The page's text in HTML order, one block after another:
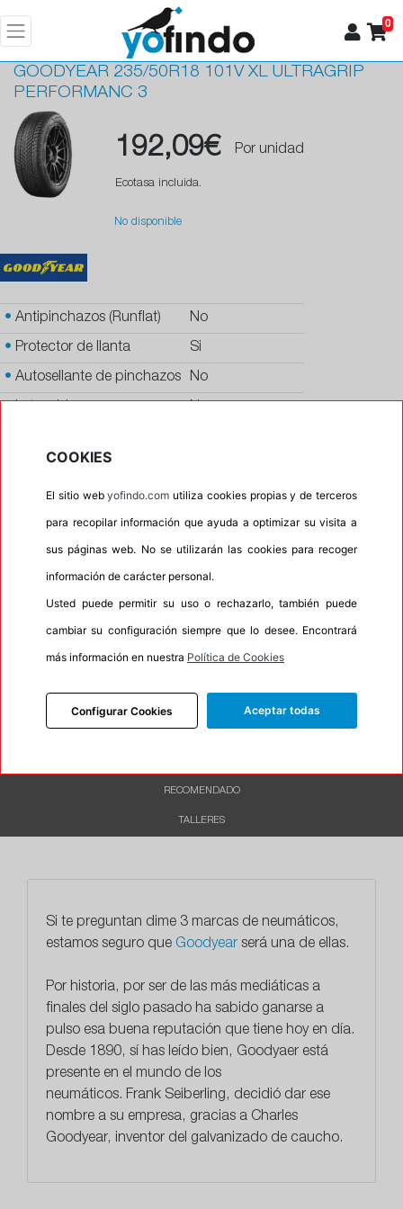
0
GOODYEAR 235/50R18 101V XL ULTRAGRIP
PERFORMANC 3
192,09€ Por unidad
Ecotasa incluida.
No disponible
• Antipinchazos (Runflat) No
• Protector de llanta Si
• Autosellante de pinchazos No
Banda blanca No
Si
Calidad PREMIUM
No
RECOMENDADO
TALLERES
Si te preguntan dime 3 marcas de neumáticos,
estamos seguro que Goodyear será una de ellas.
Por historia, por ser de las más mediáticas a
finales del siglo pasado ha sabido ganarse a
pulso esa buena reputación que tiene hoy en día.
Desde 1890, sí has leído bien, Goodyaer está
presente en el mundo de los
neumáticos. Frank Seiberling, decidió dar ese
nombre a su empresa, gracias a Charles
Goodyear, inventor del galvanizado de caucho.
COOKIES
El sitio webyofindo.com utiliza cookies propias y de terceros
para recopilar información que ayuda a optimizar su visita a
sus páginas web. No se utilizarán las cookies para recoger
información de carácter personal.
Usted puede permitir su uso o rechazarlo, también puede
cambiar su configuración siempre que lo desee. Encontrará
más información en nuestra Política de Cookies
Configurar Cookies Aceptar todas